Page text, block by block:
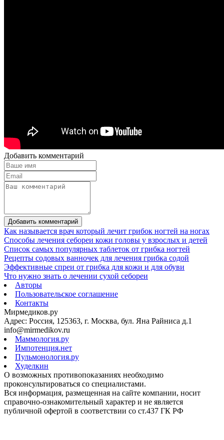
Добавить комментарий
Добавить комментарий
Как называется врач который лечит грибок ногтей на ногах
Способы лечения себореи кожи головы у взрослых и детей
Список самых популярных таблеток от грибка ногтей
Рецепты содовых ванночек для лечения грибка содой
Эффективные спреи от грибка для кожи и для обуви
Что нужно знать о лечении сухой себореи
Авторы
Пользовательское соглашение
Контакты
Мирмедиков.ру
Адрес: Россия, 125363, г. Москва, бул. Яна Райниса д.1
info@mirmedikov.ru
Маммология.ру
Импотенция.нет
Пульмонология.ру
Худелкин
О возможных противопоказаниях необходимо
проконсультироваться со специалистами.
Вся информация, размещенная на сайте компании, носит
справочно-ознакомительный характер и не является
публичной офертой в соответствии со ст.437 ГК РФ